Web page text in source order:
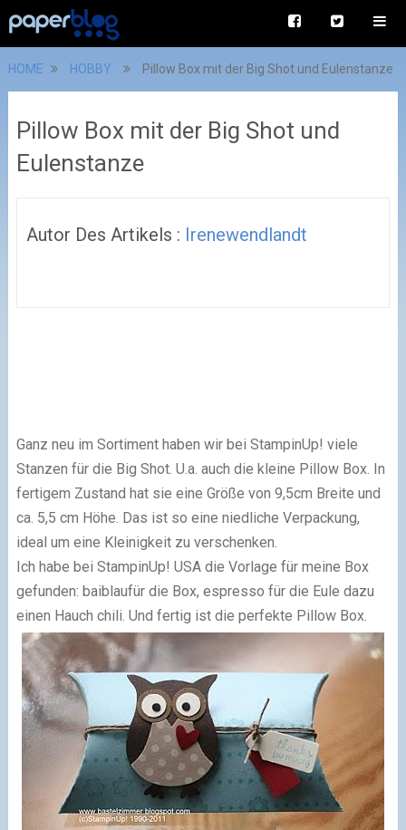
HOME HOBBY Pillow Box mit der Big Shot und Eulenstanze
Pillow Box mit der Big Shot und
Eulenstanze
Autor Des Artikels : Irenewendlandt
Ganz neu im Sortiment haben wir bei StampinUp! viele
Stanzen für die Big Shot. U.a. auch die kleine Pillow Box. In
fertigem Zustand hat sie eine Größe von 9,5cm Breite und
ca. 5,5 cm Höhe. Das ist so eine niedliche Verpackung,
ideal um eine Kleinigkeit zu verschenken.
Ich habe bei StampinUp! USA die Vorlage für meine Box
gefunden: baiblaufür die Box, espresso für die Eule dazu
einen Hauch chili. Und fertig ist die perfekte Pillow Box.